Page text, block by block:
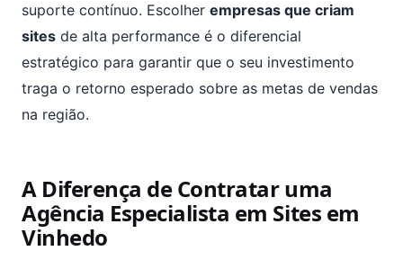
suporte contínuo. Escolher empresas que criam
sites de alta performance é o diferencial
estratégico para garantir que o seu investimento
traga o retorno esperado sobre as metas de vendas
na região.
A Diferença de Contratar uma
Agência Especialista em Sites em
Vinhedo